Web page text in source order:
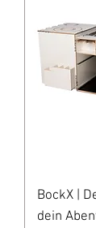
BockX |
dein